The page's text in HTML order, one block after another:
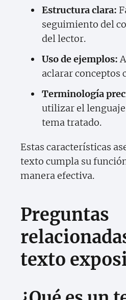
Estructura clara:
seguimiento del
del lector.
Uso de ejemplos:
aclarar conceptos
Terminología
utilizar el lenguaje
tema tratado.
Estas características
texto cumpla su
manera efectiva.
Preguntas
texto